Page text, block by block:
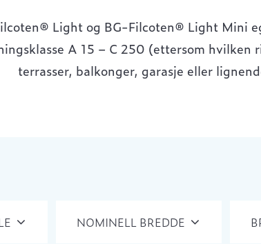
Light og BG-Filcoten® Light Mini
A 15 – C 250 (ettersom hvilken
terrasser, balkonger, garasje eller
NOMINELL BREDDE